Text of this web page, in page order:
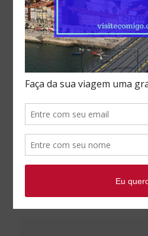
Flávia de Paula at 5
Rio Douro o mais
Portugal
Atualizado 03/09. Tudo o que